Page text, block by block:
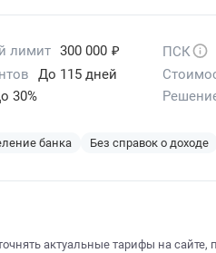
лимит 300 000 ₽ ПСК
До 115 дней
30%
банка Без справок о доходе
актуальные тарифы на